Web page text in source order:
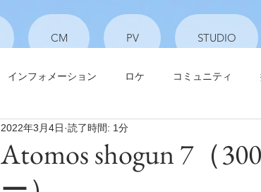
インフォメーション ロケ コミュニティ
Atomos shogun 7（
2022年3月4日 読了時間: 1分
CM PV STUDIO